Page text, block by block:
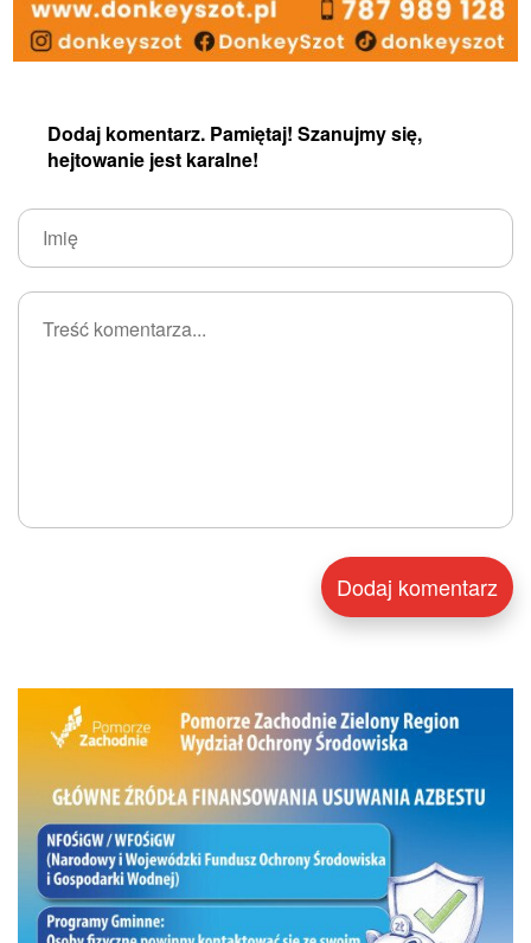
Dodaj komentarz. Pamiętaj! Szanujmy się,
hejtowanie jest karalne!